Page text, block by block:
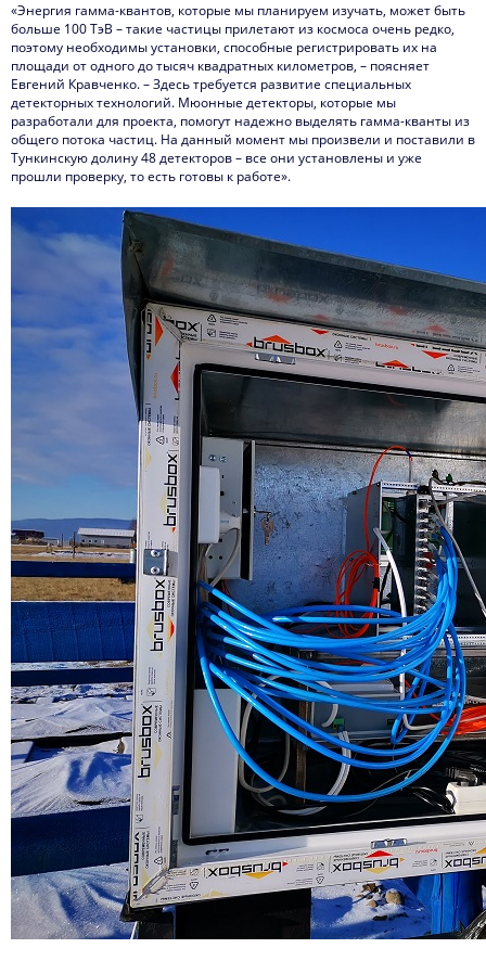
«Энергия гамма-квантов, которые мы планируем изучать, может быть
больше 100 ТэВ – такие частицы прилетают из космоса очень редко,
поэтому необходимы установки, способные регистрировать их на
площади от одного до тысяч квадратных километров, – поясняет
Евгений Кравченко. – Здесь требуется развитие специальных
детекторных технологий. Мюонные детекторы, которые мы
разработали для проекта, помогут надежно выделять гамма-кванты из
общего потока частиц. На данный момент мы произвели и поставили в
Тункинскую долину 48 детекторов – все они установлены и уже
прошли проверку, то есть готовы к работе».